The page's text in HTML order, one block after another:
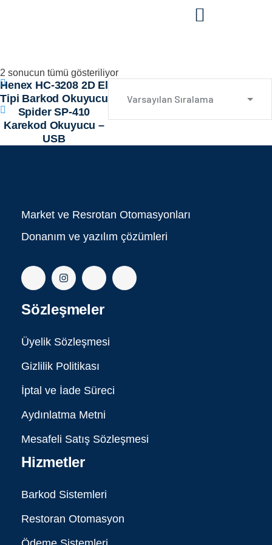
2 sonucun tümü gösteriliyor
Henex HC-3208 2D El
Tipi Barkod Okuyucu
Spider SP-410
Karekod Okuyucu –
USB
Market ve Resrotan Otomasyonları
Donanım ve yazılım çözümleri
Sözleşmeler
Üyelik Sözleşmesi
Gizlilik Politikası
İptal ve İade Süreci
Aydınlatma Metni
Mesafeli Satış Sözleşmesi
Hizmetler
Barkod Sistemleri
Restoran Otomasyon